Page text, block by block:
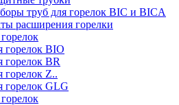
труб для горелок BIC и BICA
расширения горелки
горелок BIO
горелок BR
горелок Z..
горелок GLG